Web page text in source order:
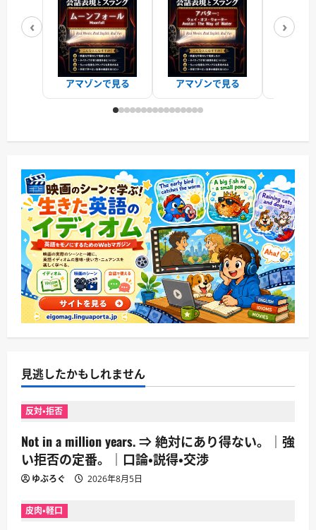
‹
アマゾンで見る アマゾンで見る
›
見逃したかもしれません
反対・拒否
Not in a million years. ⇒ 絶対にあり得ない。｜強
い拒否の定番。｜口論・説得・交渉
ゆぶろぐ 2026年8月5日
皮肉・軽口